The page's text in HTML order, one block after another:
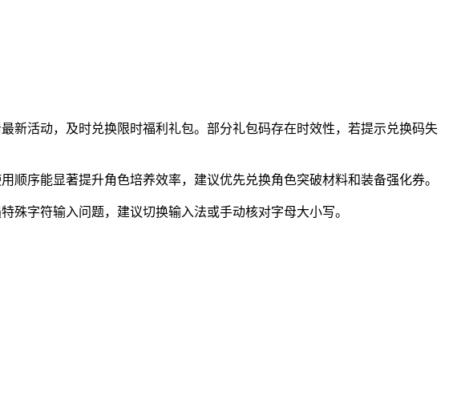
新活动，及时兑换限时福利礼包。部分礼包码存在时效性，若提示兑换码失
序能显著提升角色培养效率，建议优先兑换角色突破材料和装备强化券。
殊字符输入问题，建议切换输入法或手动核对字母大小写。